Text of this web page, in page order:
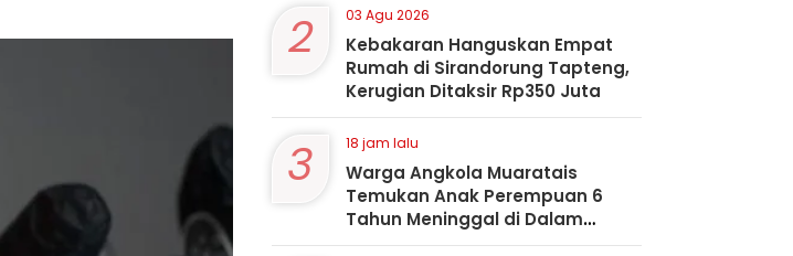
2 03 Agu 2026
Kebakaran Hanguskan Empat
Rumah di Sirandorung Tapteng,
Kerugian Ditaksir Rp350 Juta
3 18 jam lalu
Warga Angkola Muaratais
Temukan Anak Perempuan 6
Tahun Meninggal di Dalam
Sumur